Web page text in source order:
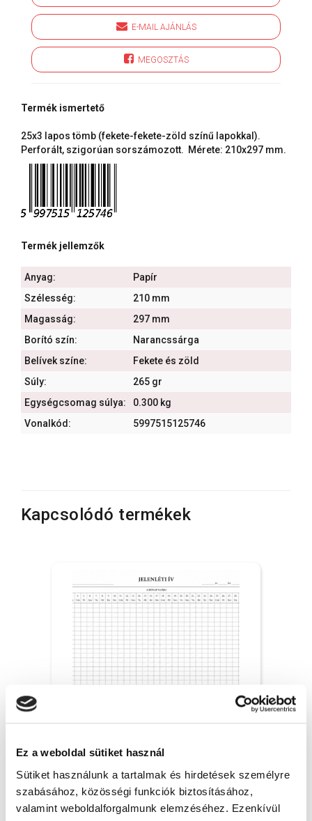
Ez a weboldal sütiket használ
Sütiket használunk a tartalmak és hirdetések személyre
szabásához, közösségi funkciók biztosításához,
valamint weboldalforgalmunk elemzéséhez. Ezenkívül
E-MAIL AJÁNLÁS
MEGOSZTÁS
Termék ismertető
25x3 lapos tömb (fekete-fekete-zöld színű lapokkal).
Perforált, szigorúan sorszámozott. Mérete: 210x297 mm.
Termék jellemzők
Anyag:
Papír
Szélesség:
210 mm
Magasság:
297 mm
Borító szín:
Narancssárga
Belívek színe:
Fekete és zöld
Súly:
265 gr
Egységcsomag súlya:
0.300 kg
Vonalkód:
5997515125746
Kapcsolódó termékek
Jelenléti ív, A/3 méretű - havi - 10x
53 Ft + Áfa
(bruttó 67.31 Ft )